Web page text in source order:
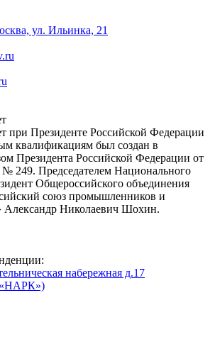
ул. Ильинка, 21
при Президенте Российской Федерации
квалификациям был создан в
Президента Российской Федерации от
№ 249. Председателем Национального
Общероссийского объединения
союз промышленников и
Александр Николаевич Шохин.
набережная д.17